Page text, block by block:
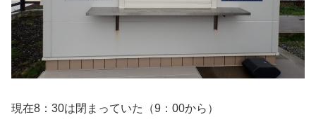
現在8：30は閉まっていた（9：00から）